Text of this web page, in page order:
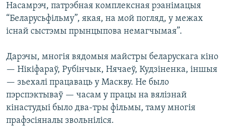
Насамрэч, патрэбная комплексная рэанімацыя
“Беларусьфільму”, якая, на мой погляд, у межах
існай сыстэмы прынцыпова немагчымая”.
Дарэчы, многія вядомыя майстры беларускага кіно
— Нікіфараў, Рубінчык, Нячаеў, Кудзіненка, іншыя
— зьехалі працаваць у Маскву. Не было
пэрспэктываў — часам у працы на вялізнай
кінастудыі было два-тры фільмы, таму многія
прафэсіяналы звольніліся.